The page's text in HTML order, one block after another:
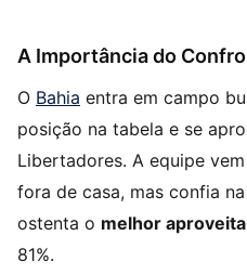
A Importância do
O Bahia entra em campo
posição na tabela e se
Libertadores. A equipe
fora de casa, mas confia
ostenta o melhor
81%.